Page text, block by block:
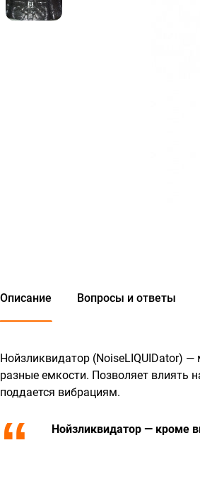
Описание Вопросы и ответы
Нойзликвидатор (NoiseLIQUIDator)
разные емкости. Позволяет влиять
поддается вибрациям.
Нойзликвидатор — кроме